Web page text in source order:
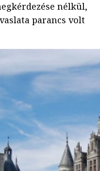
nélkül,
parancs volt